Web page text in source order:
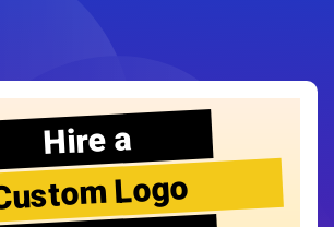
Hire a
Logo